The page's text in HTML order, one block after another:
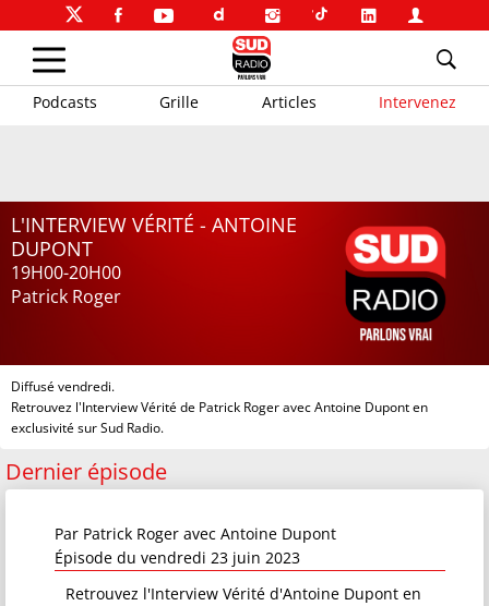
Podcasts Grille Articles Intervenez
L'INTERVIEW VÉRITÉ - ANTOINE
DUPONT
19H00-20H00
Patrick Roger
Diffusé vendredi.
Retrouvez l'Interview Vérité de Patrick Roger avec Antoine Dupont en
exclusivité sur Sud Radio.
Dernier épisode
Par Patrick Roger avec Antoine Dupont
Épisode du vendredi 23 juin 2023
Retrouvez l'Interview Vérité d'Antoine Dupont en